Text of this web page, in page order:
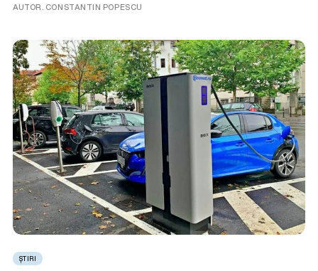
AUTOR. CONSTANTIN POPESCU
ȘTIRI